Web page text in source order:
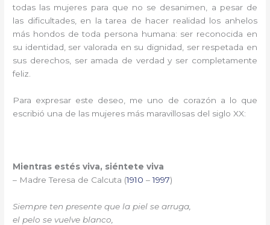
todas las mujeres para que no se desanimen, a pesar de
las dificultades, en la tarea de hacer realidad los anhelos
más hondos de toda persona humana: ser reconocida en
su identidad, ser valorada en su dignidad, ser respetada en
sus derechos, ser amada de verdad y ser completamente
feliz.
Para expresar este deseo, me uno de corazón a lo que
escribió una de las mujeres más maravillosas del siglo XX:
Mientras estés viva, siéntete viva
– Madre Teresa de Calcuta (1910 –1997)
Siempre ten presente que la piel se arruga,
el pelo se vuelve blanco,